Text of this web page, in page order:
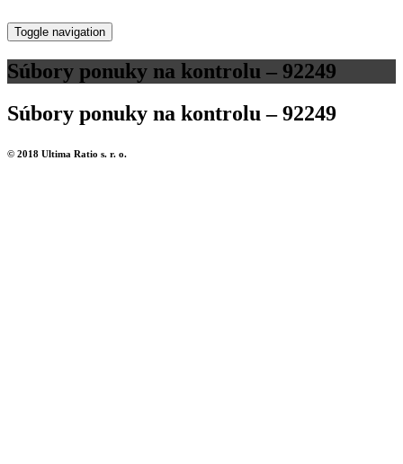
Toggle navigation
Súbory ponuky na kontrolu – 92249
Súbory ponuky na kontrolu – 92249
© 2018 Ultima Ratio s. r. o.